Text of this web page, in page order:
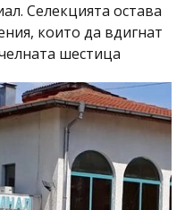
Селекцията остава
които да вдигнат
шестица